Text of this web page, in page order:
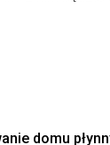
domu